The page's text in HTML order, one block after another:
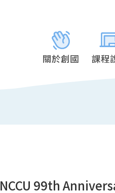
關於創國 課程
NCCU 99th